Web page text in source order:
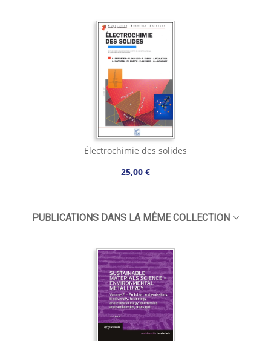
Électrochimie des solides
25,00 €
PUBLICATIONS DANS LA MÊME COLLECTION